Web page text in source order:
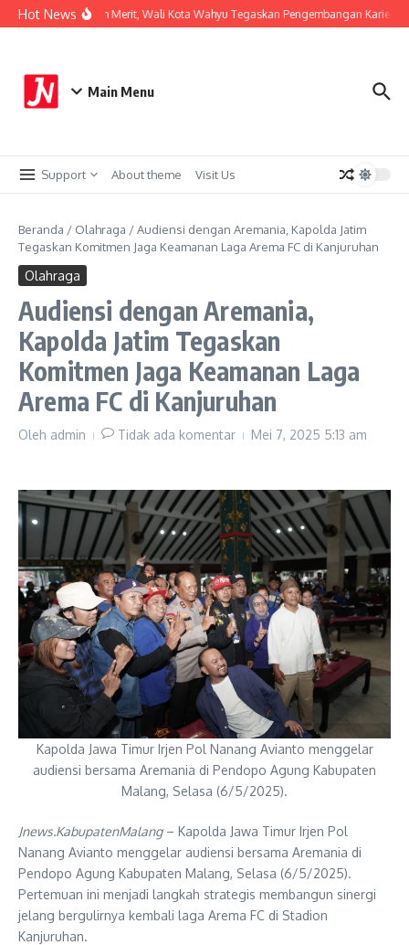
Lewati ke konten
Hot News
Perkuat Sistem Merit, Wali Kota Wahyu Tegaskan Pengembangan Karier
Main Menu
Support About theme Visit Us
Beranda / Olahraga /Audiensi dengan Aremania, Kapolda Jatim
Tegaskan Komitmen Jaga Keamanan Laga Arema FC di Kanjuruhan
Olahraga
Audiensi dengan Aremania,
Kapolda Jatim Tegaskan
Komitmen Jaga Keamanan Laga
Arema FC di Kanjuruhan
Oleh admin Tidak ada komentar Mei 7, 2025 5:13 am
Kapolda Jawa Timur Irjen Pol Nanang Avianto menggelar
audiensi bersama Aremania di Pendopo Agung Kabupaten
Malang, Selasa (6/5/2025).
Jnews.KabupatenMalang– Kapolda Jawa Timur Irjen Pol
Nanang Avianto menggelar audiensi bersama Aremania di
Pendopo Agung Kabupaten Malang, Selasa (6/5/2025).
Pertemuan ini menjadi langkah strategis membangun sinergi
jelang bergulirnya kembali laga Arema FC di Stadion
Kanjuruhan.